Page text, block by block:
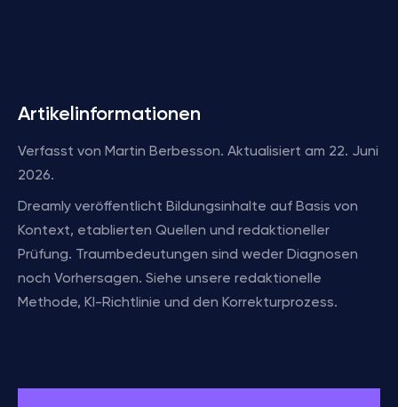
Artikelinformationen
Verfasst von Martin Berbesson. Aktualisiert am 22. Juni
2026.
Dreamly veröffentlicht Bildungsinhalte auf Basis von
Kontext, etablierten Quellen und redaktioneller
Prüfung. Traumbedeutungen sind weder Diagnosen
noch Vorhersagen. Siehe unsere redaktionelle
Methode, KI-Richtlinie und den Korrekturprozess.